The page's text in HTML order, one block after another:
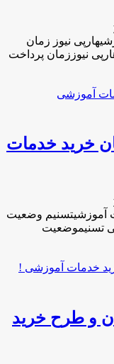
نیوز زمان
نیوززمان پرداخت
خرید خدمات
آموزشیتسنیم وضعیت
تسنیموضعیت
و طرح خرید